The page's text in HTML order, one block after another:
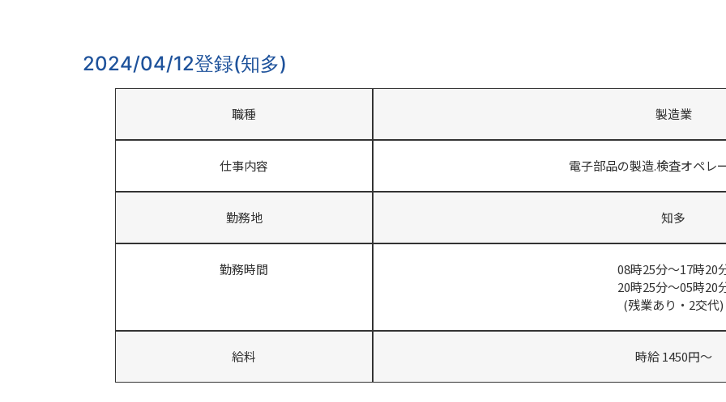
2024/04/12登録(知多)
職種 製造業
仕事内容 電子部品の製造.検査オペレ
勤務地 知多
勤務時間
08時25分～17時20
20時25分～05時20
(残業あり・2交代)
給料 時給 1450円～